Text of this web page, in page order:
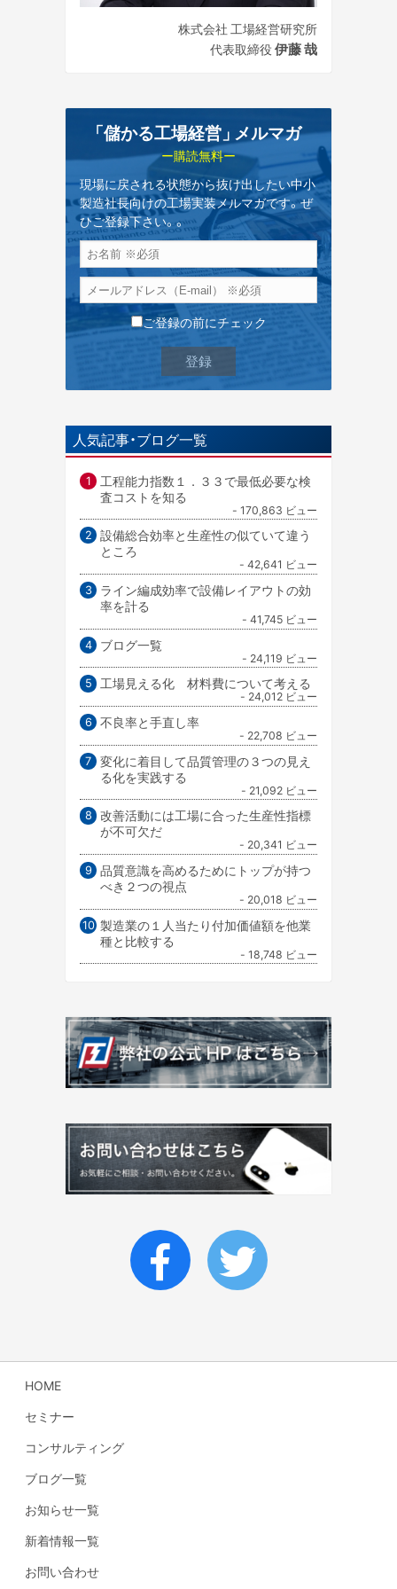
株式会社 工場経営研究所
代表取締役 伊藤 哉
「儲かる工場経営」 メルマガ
ー購読無料ー
現場に戻される状態から抜け出したい中小
製造社長向けの工場実装メルマガです。ぜ
ひご登録下さい。。
ご登録の前にチェック
人気記事・ブログ一覧
工程能力指数１．３３で最低必要な検
査コストを知る
- 170,863 ビュー
設備総合効率と生産性の似ていて違う
ところ
- 42,641 ビュー
ライン編成効率で設備レイアウトの効
率を計る
- 41,745 ビュー
ブログ一覧
- 24,119 ビュー
工場見える化 材料費について考える
- 24,012 ビュー
不良率と手直し率
- 22,708 ビュー
変化に着目して品質管理の３つの見え
る化を実践する
- 21,092 ビュー
改善活動には工場に合った生産性指標
が不可欠だ
- 20,341 ビュー
品質意識を高めるためにトップが持つ
べき２つの視点
- 20,018 ビュー
製造業の１人当たり付加価値額を他業
種と比較する
- 18,748 ビュー
HOME
セミナー
コンサルティング
ブログ一覧
お知らせ一覧
新着情報一覧
お問い合わせ